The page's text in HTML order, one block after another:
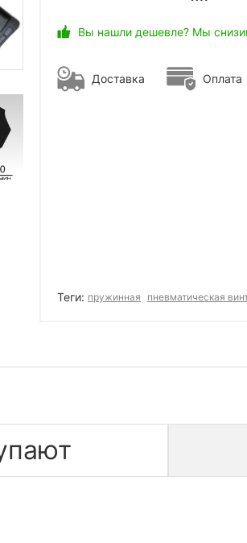
Вы нашли дешевле? Мы
Доставка Оплата
Теги: пружинная пневматическая